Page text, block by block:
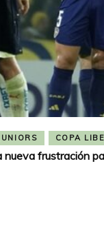
COPA
nueva frustración